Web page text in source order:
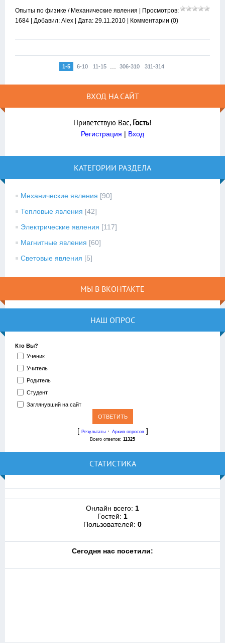
Опыты по физике / Механические явления | Просмотров:
1684 | Добавил: Alex | Дата: 29.11.2010 Комментарии (0)
1-5 6-10 11-15 306-310 311-314
ВХОД НА САЙТ
Приветствую Вас, Гость!
Регистрация | Вход
КАТЕГОРИИ РАЗДЕЛА
Механические явления [90]
Тепловые явления [42]
Электрические явления [117]
Магнитные явления [60]
Световые явления [5]
МЫ В ВКОНТАКТЕ
НАШ ОПРОС
Кто Вы?
Ученик
Учитель
Родитель
Студент
Заглянувший на сайт
[ Результаты· Архив опросов]
Всего ответов: 11325
СТАТИСТИКА
Онлайн всего: 1
Гостей: 1
Пользователей: 0
Cегодня нас посетили: